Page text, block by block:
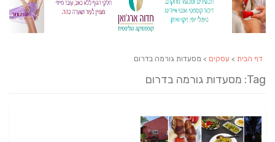
דף הבית > עסקים > מסעדות גורמה בדרום
Tag: מסעדות גורמה בדרום